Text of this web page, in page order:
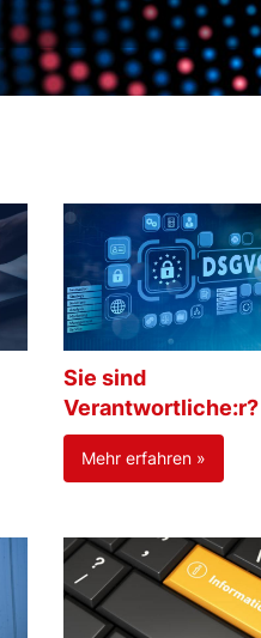
Sie sind
Verantwortliche:r?
Mehr erfahren »